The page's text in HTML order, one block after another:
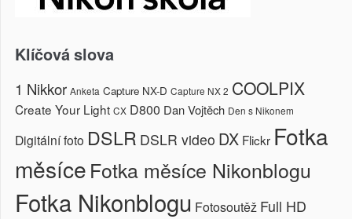
Klíčová slova
1 Nikkor Anketa Capture NX-D Capture NX 2 COOLPIX
Create Your Light CX D800 Dan Vojtěch Den s Nikonem
Digitální foto DSLR DSLR video DX Flickr Fotka
měsíceFotka měsíce Nikonblogu
Fotka Nikonblogu Fotosoutěž Full HD